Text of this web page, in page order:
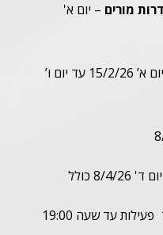
מורים – יום א'
יום א’ 15/2/26 עד יום ו’